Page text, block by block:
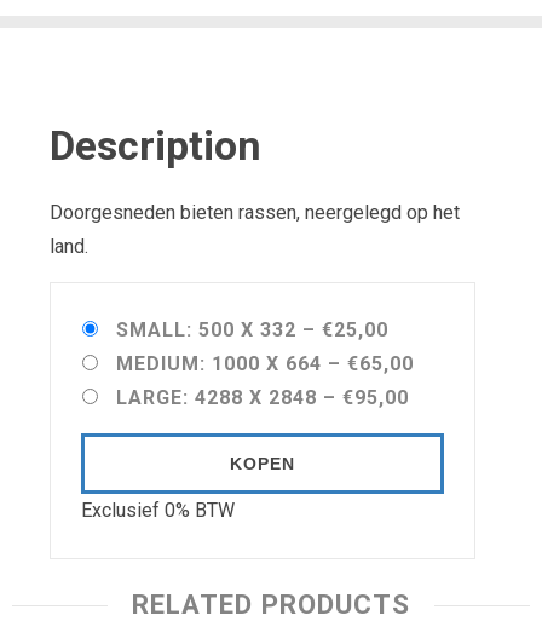
Description
Doorgesneden bieten rassen, neergelegd op het
land.
SMALL: 500 X 332 – €25,00
MEDIUM: 1000 X 664 – €65,00
LARGE: 4288 X 2848 – €95,00
KOPEN
Exclusief 0% BTW
RELATED PRODUCTS